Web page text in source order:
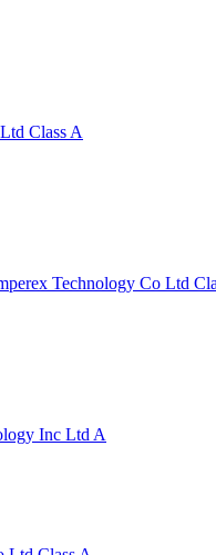
Class A
Technology Co Ltd
Inc Ltd A